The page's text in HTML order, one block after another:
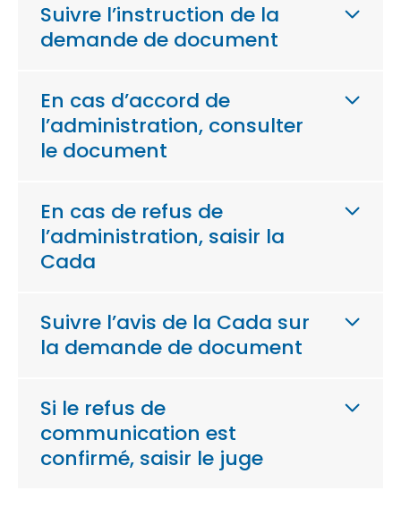
Suivre l’instruction de la
demande de document
En cas d’accord de
l’administration, consulter
le document
En cas de refus de
l’administration, saisir la
Cada
Suivre l’avis de la Cada sur
la demande de document
Si le refus de
communication est
confirmé, saisir le juge